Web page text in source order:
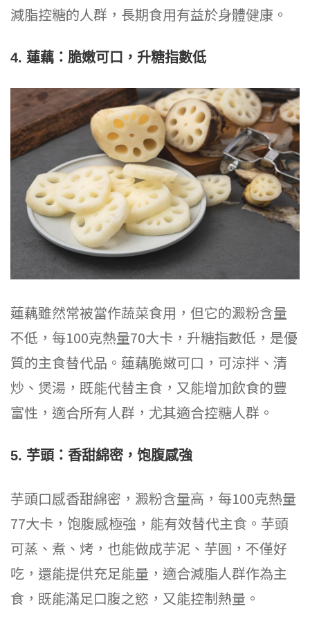
減脂控糖的人群，長期食用有益於身體健康。
4. 蓮藕：脆嫩可口，升糖指數低
蓮藕雖然常被當作蔬菜食用，但它的澱粉含量
不低，每100克熱量70大卡，升糖指數低，是優
質的主食替代品。蓮藕脆嫩可口，可涼拌、清
炒、煲湯，既能代替主食，又能增加飲食的豐
富性，適合所有人群，尤其適合控糖人群。
5. 芋頭：香甜綿密，饱腹感強
芋頭口感香甜綿密，澱粉含量高，每100克熱量
77大卡，饱腹感極強，能有效替代主食。芋頭
可蒸、煮、烤，也能做成芋泥、芋圓，不僅好
吃，還能提供充足能量，適合減脂人群作為主
食，既能滿足口腹之慾，又能控制熱量。